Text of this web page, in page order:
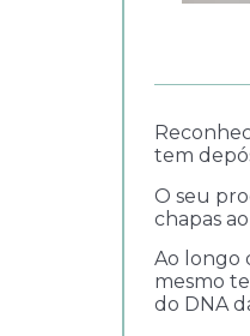
tem
O seu
chapas
Ao longo
mesmo
do DNA